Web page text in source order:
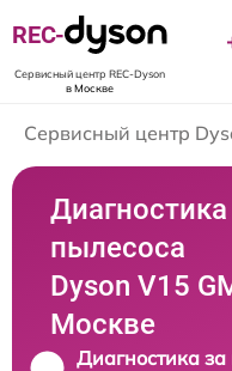
REC-
Сервисный центр REC-Dyson
в Москве
Сервисный центр
пылесоса
Dyson V15
Москве
Диагностика